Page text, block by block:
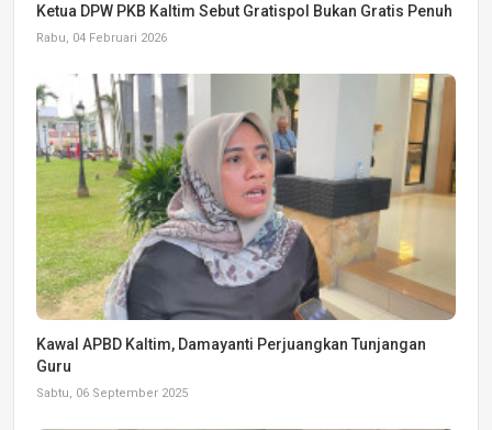
Ketua DPW PKB Kaltim Sebut Gratispol Bukan Gratis Penuh
Rabu, 04 Februari 2026
Kawal APBD Kaltim, Damayanti Perjuangkan Tunjangan
Guru
Sabtu, 06 September 2025